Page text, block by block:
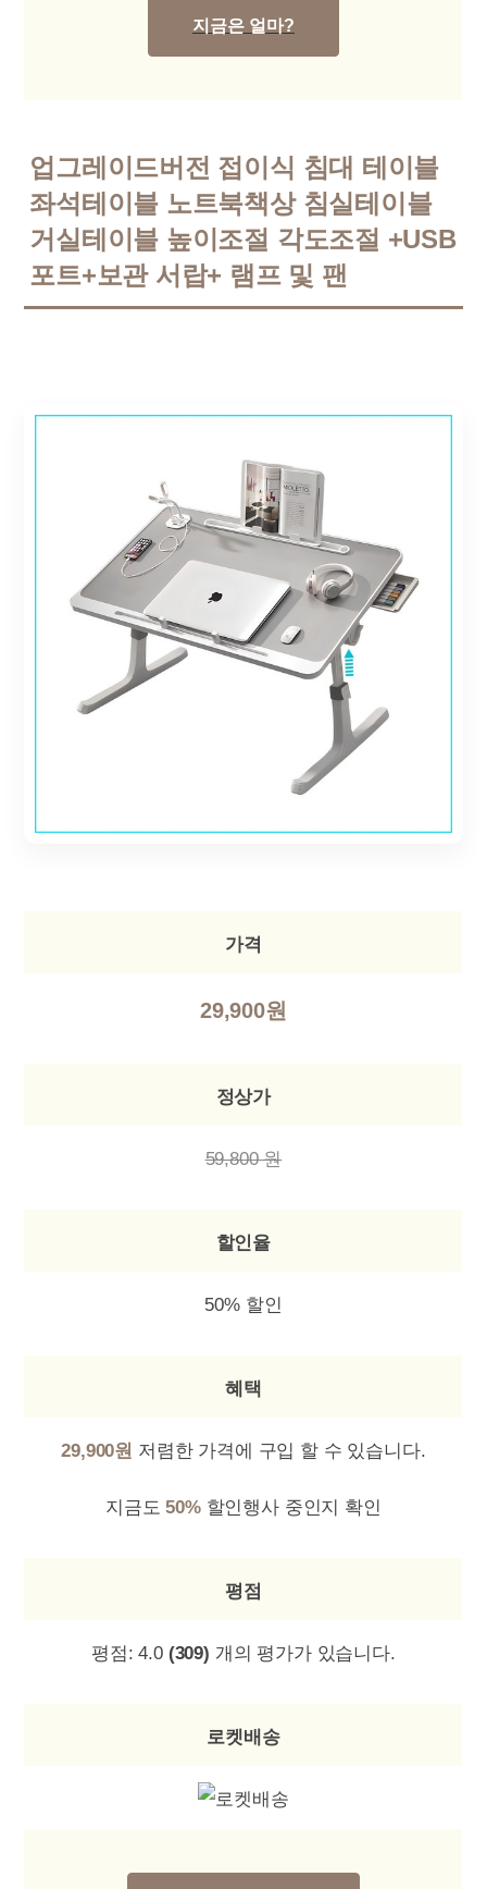
지금은 얼마?
업그레이드버전 접이식 침대 테이블
좌석테이블 노트북책상 침실테이블
거실테이블 높이조절 각도조절 +USB
포트+보관 서랍+ 램프 및 팬
가격
29,900원
정상가
59,800 원
할인율
50% 할인
혜택
29,900원 저렴한 가격에 구입 할 수 있습니다.
지금도50%할인행사 중인지 확인
평점
평점:4.0 (309) 개의 평가가 있습니다.
로켓배송